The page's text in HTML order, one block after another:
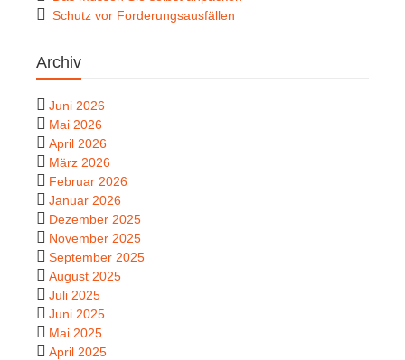
Schutz vor Forderungsausfällen
Archiv
Juni 2026
Mai 2026
April 2026
März 2026
Februar 2026
Januar 2026
Dezember 2025
November 2025
September 2025
August 2025
Juli 2025
Juni 2025
Mai 2025
April 2025